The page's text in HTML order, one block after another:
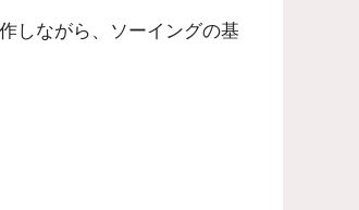
しながら、ソーイングの基